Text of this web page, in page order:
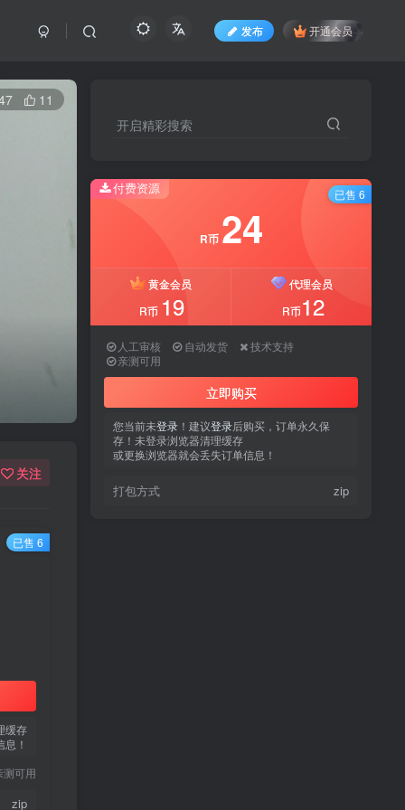
发布 开通会员
11
关注
缓存
！
测可用
zip
已售 6
开启精彩搜索
付费资源
R币 24
黄金会员
R币 19
代理会员
R币12
人工审核 自动发货
技术支持
亲测可用
立即购买
您当前未登录 ！建议登录后购买，订单永久保
存！未登录浏览器清理缓存
或更换浏览器就会丢失订单信息！
打包方式 zip
已售 6
开启精彩搜索
付费资源
R币 24
黄金会员
R币 19
代理会员
R币12
人工审核 自动发货
技术支持
亲测可用
立即购买
您当前未登录 ！建议登录后购买，订单永久保
存！未登录浏览器清理缓存
或更换浏览器就会丢失订单信息！
打包方式 zip
已售 6